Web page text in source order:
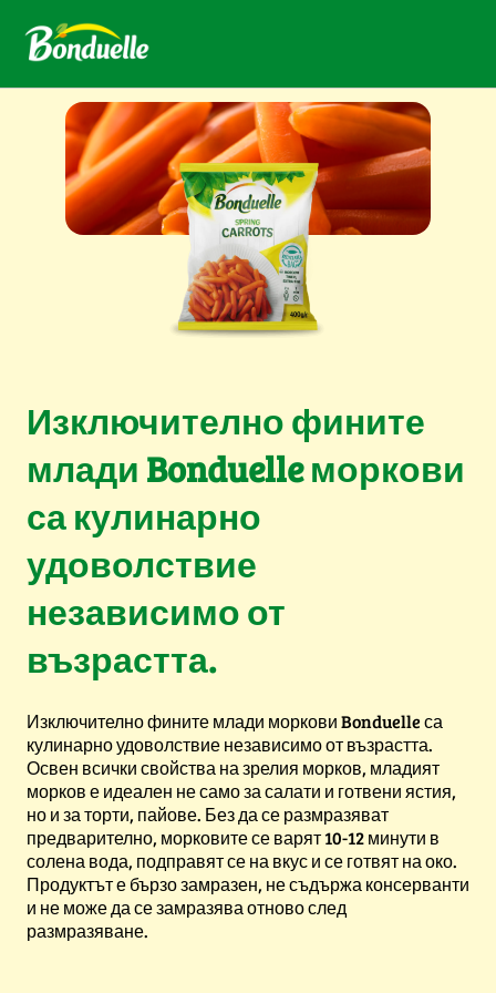
Изключително фините
млади Bonduelle моркови
са кулинарно
удоволствие
независимо от
възрастта.
Изключително фините млади моркови Bonduelle са
кулинарно удоволствие независимо от възрастта.
Освен всички свойства на зрелия морков, младият
морков е идеален не само за салати и готвени ястия,
но и за торти, пайове. Без да се размразяват
предварително, морковите се варят 10-12 минути в
солена вода, подправят се на вкус и се готвят на око.
Продуктът е бързо замразен, не съдържа консерванти
и не може да се замразява отново след
размразяване.